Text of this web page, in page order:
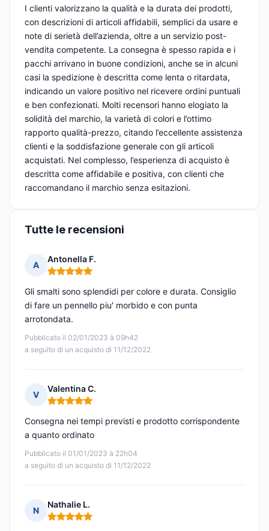
I clienti valorizzano la qualità e la durata dei prodotti,
con descrizioni di articoli affidabili, semplici da usare e
note di serietà dell’azienda, oltre a un servizio post-
vendita competente. La consegna è spesso rapida e i
pacchi arrivano in buone condizioni, anche se in alcuni
casi la spedizione è descritta come lenta o ritardata,
indicando un valore positivo nel ricevere ordini puntuali
e ben confezionati. Molti recensori hanno elogiato la
solidità del marchio, la varietà di colori e l’ottimo
rapporto qualità-prezzo, citando l’eccellente assistenza
clienti e la soddisfazione generale con gli articoli
acquistati. Nel complesso, l’esperienza di acquisto è
descritta come affidabile e positiva, con clienti che
raccomandano il marchio senza esitazioni.
Tutte le recensioni
A
Antonella F.
Nota: 5 su 5
Pubblicato il 02/01/2023 à 09h42
a seguito di un acquisto di 11/12/2022
Gli smalti sono splendidi per colore e durata. Consiglio
di fare un pennello piu' morbido e con punta
arrotondata.
V
Valentina C.
Nota: 5 su 5
Pubblicato il 01/01/2023 à 22h04
a seguito di un acquisto di 11/12/2022
Consegna nei tempi previsti e prodotto corrispondente
a quanto ordinato
N
Nathalie L.
Nota: 5 su 5